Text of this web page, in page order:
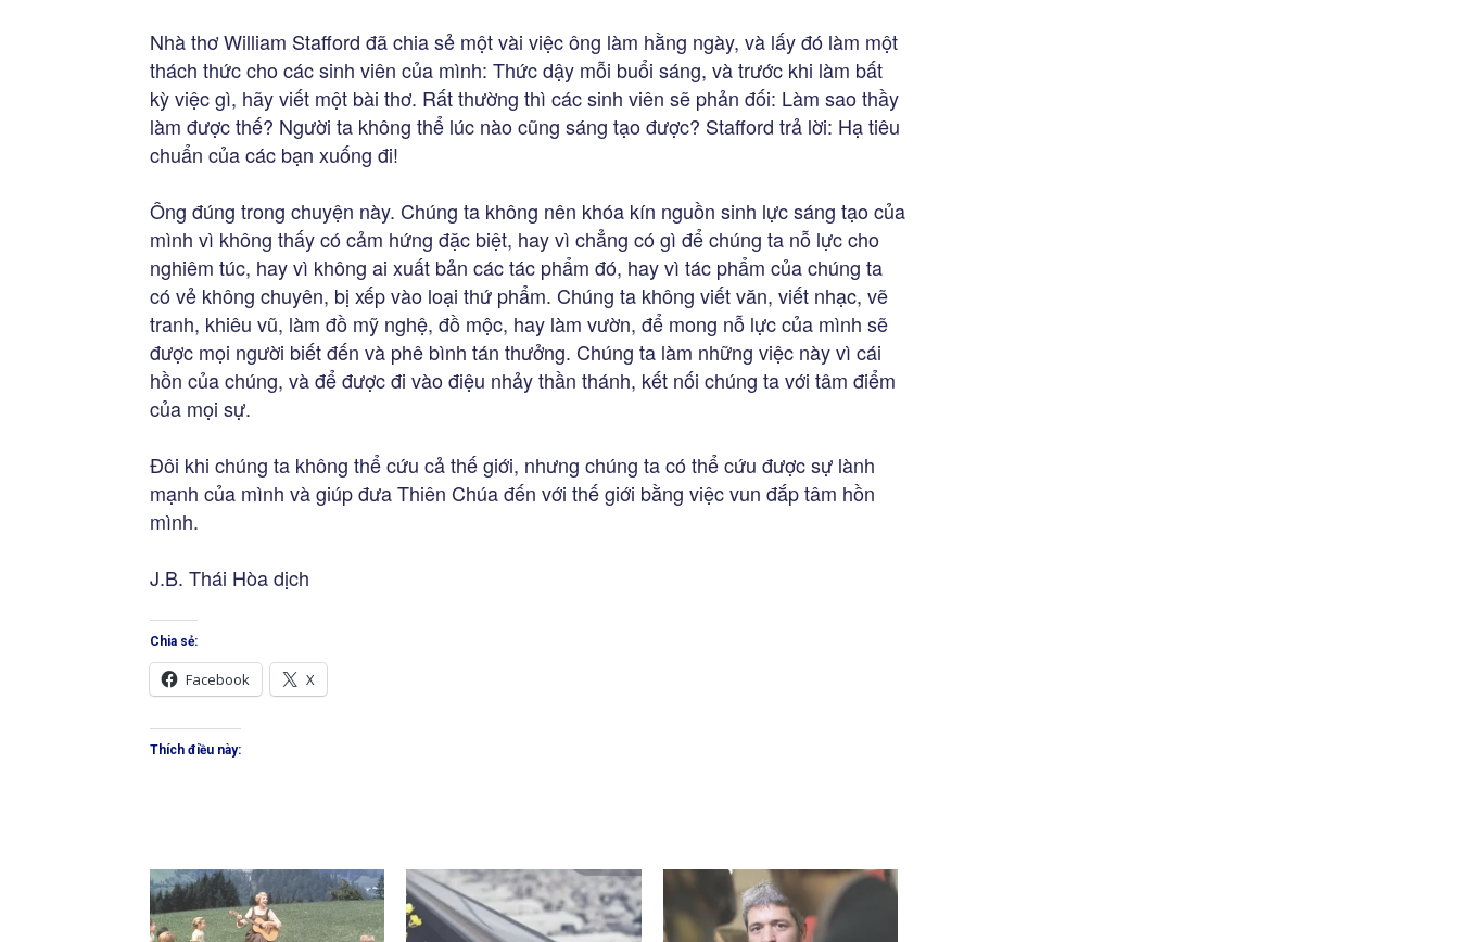
Nhà thơ William Stafford đã chia sẻ một vài việc ông làm hằng ngày, và lấy đó làm một
thách thức cho các sinh viên của mình: Thức dậy mỗi buổi sáng, và trước khi làm bất
kỳ việc gì, hãy viết một bài thơ. Rất thường thì các sinh viên sẽ phản đối: Làm sao thầy
làm được thế? Người ta không thể lúc nào cũng sáng tạo được? Stafford trả lời: Hạ tiêu
chuẩn của các bạn xuống đi!
Ông đúng trong chuyện này. Chúng ta không nên khóa kín nguồn sinh lực sáng tạo của
mình vì không thấy có cảm hứng đặc biệt, hay vì chẳng có gì để chúng ta nỗ lực cho
nghiêm túc, hay vì không ai xuất bản các tác phẩm đó, hay vì tác phẩm của chúng ta
có vẻ không chuyên, bị xếp vào loại thứ phẩm. Chúng ta không viết văn, viết nhạc, vẽ
tranh, khiêu vũ, làm đồ mỹ nghệ, đồ mộc, hay làm vườn, để mong nỗ lực của mình sẽ
được mọi người biết đến và phê bình tán thưởng. Chúng ta làm những việc này vì cái
hồn của chúng, và để được đi vào điệu nhảy thần thánh, kết nối chúng ta với tâm điểm
của mọi sự.
Đôi khi chúng ta không thể cứu cả thế giới, nhưng chúng ta có thể cứu được sự lành
mạnh của mình và giúp đưa Thiên Chúa đến với thế giới bằng việc vun đắp tâm hồn
mình.
J.B. Thái Hòa dịch
Chia sẻ:
Facebook X
Thích điều này: